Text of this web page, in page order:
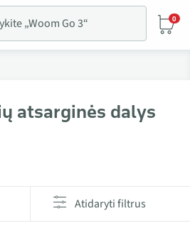
0
atsarginės dalys
Rolidinių slidžių atsarginės
Atidaryti filtrus